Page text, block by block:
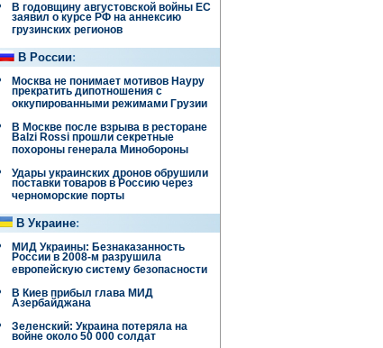
В годовщину августовской войны ЕС
заявил о курсе РФ на аннексию
грузинских регионов
В России:
Москва не понимает мотивов Науру
прекратить дипотношения с
оккупированными режимами Грузии
В Москве после взрыва в ресторане
Balzi Rossi прошли секретные
похороны генерала Минобороны
Удары украинских дронов обрушили
поставки товаров в Россию через
черноморские порты
В Украине:
МИД Украины: Безнаказанность
России в 2008-м разрушила
европейскую систему безопасности
В Киев прибыл глава МИД
Азербайджана
Зеленский: Украина потеряла на
войне около 50 000 солдат